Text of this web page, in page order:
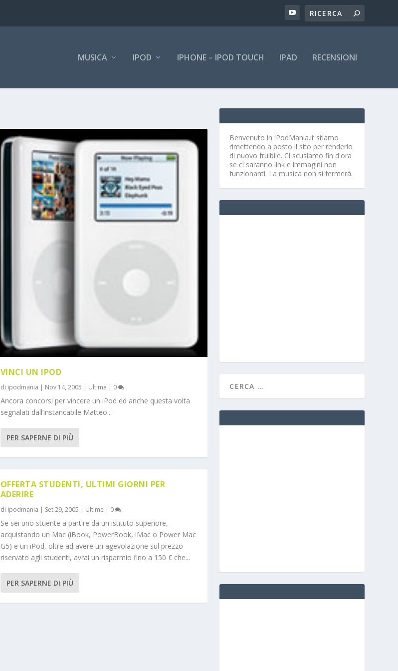
MUSICA IPOD IPHONE – IPOD TOUCH IPAD RECENSIONI
VINCI UN IPOD
di ipodmania | Nov 14, 2005 | Ultime | 0
Ancora concorsi per vincere un iPod ed anche questa volta
segnalati dall’instancabile Matteo...
PER SAPERNE DI PIÙ
OFFERTA STUDENTI, ULTIMI GIORNI PER
ADERIRE
di ipodmania | Set 29, 2005 | Ultime | 0
Se sei uno stuente a partire da un istituto superiore,
acquistando un Mac (iBook, PowerBook, iMac o Power Mac
G5) e un iPod, oltre ad avere un agevolazione sul prezzo
riservato agli studenti, avrai un risparmio fino a 150 € che...
PER SAPERNE DI PIÙ
Benvenuto in iPodMania.it stiamo
rimettendo a posto il sito per renderlo
di nuovo fruibile. Ci scusiamo fin d'ora
se ci saranno link e immagini non
funzionanti. La musica non si fermerà.